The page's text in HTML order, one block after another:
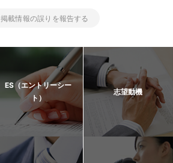
掲載情報の誤りを報告する
ES（エントリーシー
ト）
志望動機